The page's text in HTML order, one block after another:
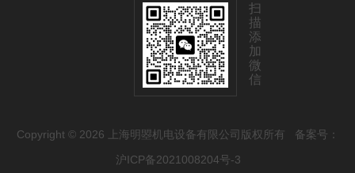
扫
描
添
加
微
信
Copyright © 2026 上海明曌机电设备有限公司版权所有 备案号：
沪ICP备2021008204号-3